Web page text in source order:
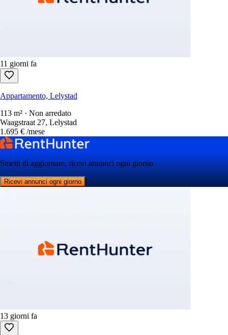
11 giorni fa
Appartamento, Lelystad
113 m² · Non arredato
Waagstraat 27, Lelystad
1.695 € /mese
Smetti di aggiornare, ricevi annunci ogni giorno
Ricevi annunci ogni giorno
13 giorni fa